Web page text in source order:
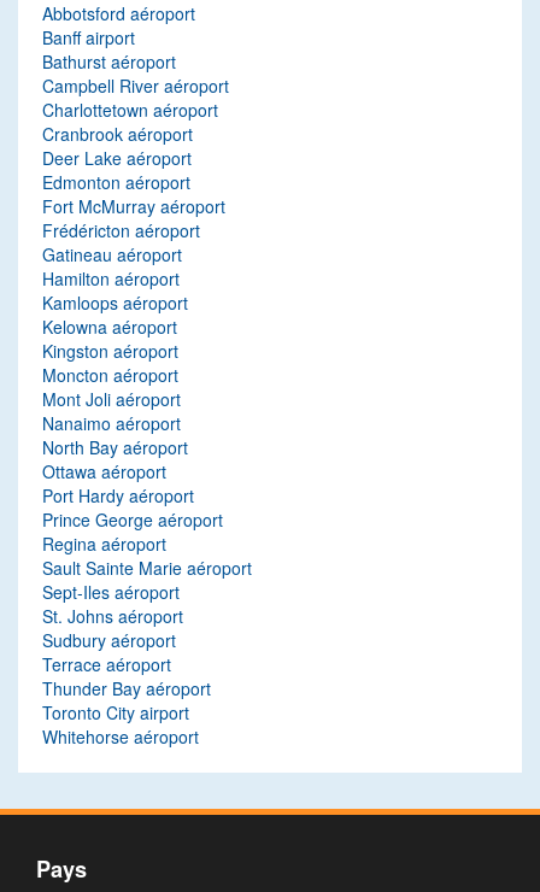
Abbotsford aéroport
Banff airport
Bathurst aéroport
Campbell River aéroport
Charlottetown aéroport
Cranbrook aéroport
Deer Lake aéroport
Edmonton aéroport
Fort McMurray aéroport
Frédéricton aéroport
Gatineau aéroport
Hamilton aéroport
Kamloops aéroport
Kelowna aéroport
Kingston aéroport
Moncton aéroport
Mont Joli aéroport
Nanaimo aéroport
North Bay aéroport
Ottawa aéroport
Port Hardy aéroport
Prince George aéroport
Regina aéroport
Sault Sainte Marie aéroport
Sept-Iles aéroport
St. Johns aéroport
Sudbury aéroport
Terrace aéroport
Thunder Bay aéroport
Toronto City airport
Whitehorse aéroport
Pays